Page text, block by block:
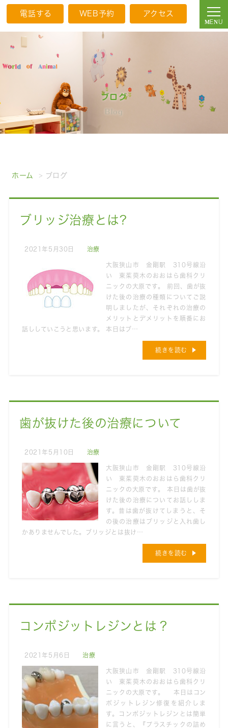
電話する WEB予約 アクセス
ブログ
Blog
ホーム ブログ
ブリッジ治療とは?
2021年5月30日 治療
大阪狭山市 金剛駅 310号線沿
い 東茱萸木のおおはら歯科クリ
ニックの大原です。 前回、歯が抜
けた後の治療の種類についてご説
明しましたが、それぞれの治療の
メリットとデメリットを順番にお
話ししていこうと思います。 本日はブ…
続きを読む
歯が抜けた後の治療について
2021年5月10日 治療
大阪狭山市 金剛駅 310号線沿
い 東茱萸木のおおはら歯科クリ
ニックの大原です。 本日は歯が抜
けた後の治療についてお話ししま
す。昔は歯が抜けてしまうと、そ
の後の治療はブリッジと入れ歯し
かありませんでした。ブリッジとは抜け…
続きを読む
コンポジットレジンとは？
2021年5月6日 治療
大阪狭山市 金剛駅 310号線沿
い 東茱萸木のおおはら歯科クリ
ニックの大原です。 本日はコン
ポジットレジン修復を紹介しま
す。コンポジットレジンとは簡単
に言うと、『プラスチックの詰め